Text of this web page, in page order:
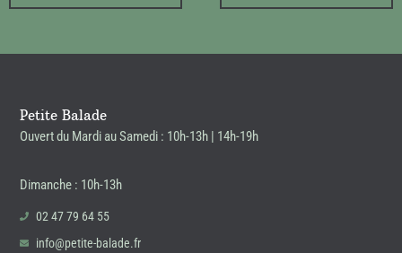
Petite Balade
Ouvert du Mardi au Samedi : 10h-13h | 14h-19h
Dimanche : 10h-13h
02 47 79 64 55
info@petite-balade.fr